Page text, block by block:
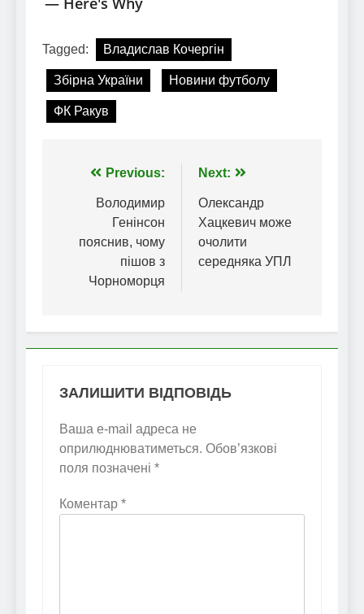
Tagged: Владислав Кочергін
Збірна України Новини футболу
ФК Ракув
Навігація
записів
Previous:
Володимир
Генінсон
пояснив, чому
пішов з
Чорноморця
Next:
Олександр
Хацкевич може
очолити
середняка УПЛ
ЗАЛИШИТИ ВІДПОВІДЬ
Ваша e-mail адреса не
оприлюднюватиметься. Обов’язкові
поля позначені *
Коментар *